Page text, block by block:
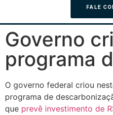
FALE
Governo
programa
O governo federal criou
programa de
que prevê investimento de